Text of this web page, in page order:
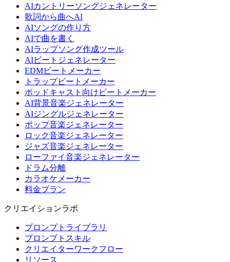
AIカントリーソングジェネレーター
歌詞から曲へAI
AIソングの作り方
AIで曲を書く
AIラップソング作成ツール
AIビートジェネレーター
EDMビートメーカー
トラップビートメーカー
ポッドキャスト向けビートメーカー
AI背景音楽ジェネレーター
AIジングルジェネレーター
ポップ音楽ジェネレーター
ロック音楽ジェネレーター
ジャズ音楽ジェネレーター
ローファイ音楽ジェネレーター
ドラム分離
カラオケメーカー
料金プラン
クリエイションラボ
プロンプトライブラリ
プロンプトスキル
クリエイターワークフロー
リソース